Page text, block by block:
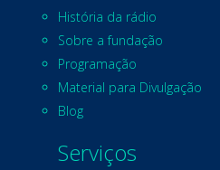
História da rádio
Sobre a fundação
Programação
Material para Divulgação
Blog
Serviços